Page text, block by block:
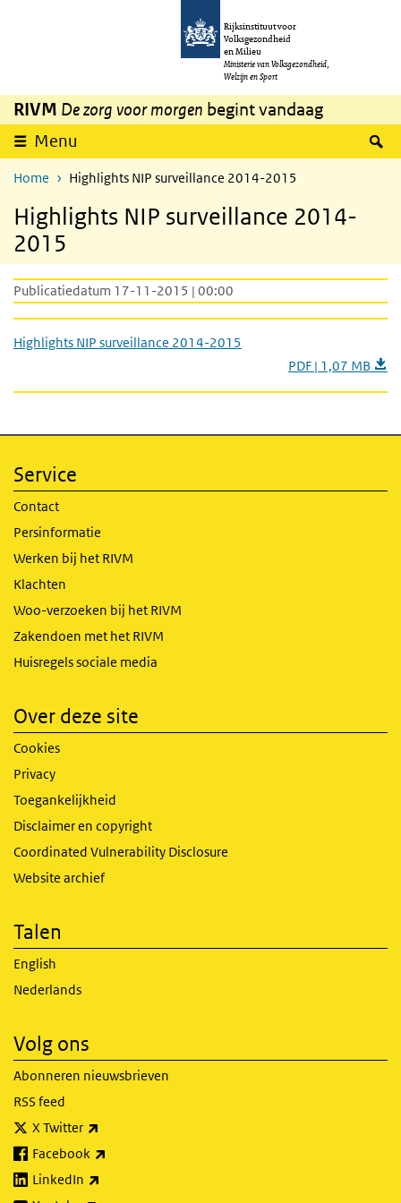
Overslaan en naar de inhoud gaan
Rijksinstituut voor
Volksgezondheid
en Milieu
Ministerie van Volksgezondheid,
Welzijn en Sport
RIVM De zorg voor morgen begint vandaag
Menu
Home Highlights NIP surveillance 2014-2015
Highlights NIP surveillance 2014-
2015
Publicatiedatum 17-11-2015 | 00:00
Highlights NIP surveillance 2014-2015
PDF | 1,07 MB
Service
Contact
Persinformatie
Werken bij het RIVM
Klachten
Woo-verzoeken bij het RIVM
Zakendoen met het RIVM
Huisregels sociale media
Over deze site
Cookies
Privacy
Toegankelijkheid
Disclaimer en copyright
Coordinated Vulnerability Disclosure
Website archief
Talen
English
Nederlands
Volg ons
Abonneren nieuwsbrieven
RSS feed
X Twitter
Facebook
LinkedIn